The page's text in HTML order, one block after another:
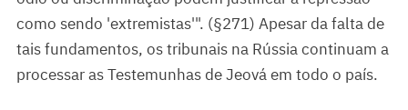
como sendo 'extremistas'". (§271) Apesar da falta de
tais fundamentos, os tribunais na Rússia continuam a
processar as Testemunhas de Jeová em todo o país.